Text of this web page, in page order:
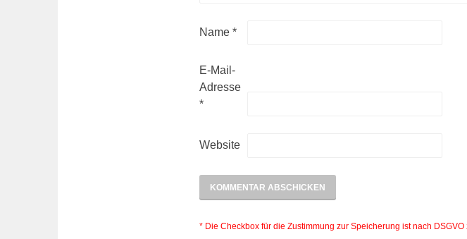
Name *
E-Mail-
Adresse
*
Website
* Die Checkbox für die Zustimmung zur Speicherung ist nach DSGVO